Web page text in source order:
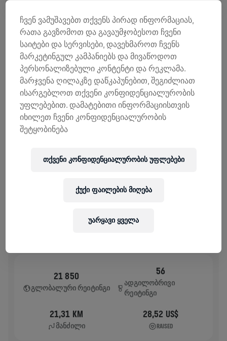
ᲤᲝᲜᲓᲔᲑᲘᲡ ᲛᲝᲫᲘᲔᲑᲘᲡ ᲛᲘᲛᲝᲮᲘᲚᲕᲐ
0,00 US$ ᲨᲔᲒᲠᲝᲕᲓᲐ 0,00 US$ ᲛᲘᲖᲐᲜᲘ
ᲨᲔᲛᲝᲬᲘᲠᲣᲚᲔᲑᲔᲑᲘ ᲒᲐᲓᲐᲠᲘᲪᲮᲔ ᲗᲐᲜᲮᲐ
შემოწირულების 100% ხმარდება ზურგის ტვინის
კვლევებს.
ᲘᲡᲢᲝᲠᲘᲐ
WINGS FOR LIFE WORLD RUN 2025
ZELL AM SEE
11:00 AM UTC
21 850
ᲒᲚᲝᲑᲐᲚᲣᲠᲘ ᲠᲔᲘᲢᲘᲜᲒᲘ
56
ᲐᲓᲒᲘᲚᲝᲑᲠᲘᲕᲘ
ᲠᲔᲘᲢᲘᲜᲒᲘ
21,31 KM
ᲛᲐᲜᲫᲘᲚᲘ
28,52 US$
RAISED
ჩვენ ვამუშავებთ თქვენს პირად ინფორმაციას,
რათა გავზომოთ და გავაუმჯობესოთ ჩვენი
საიტები და სერვისები, დავეხმაროთ ჩვენს
მარკეტინგულ კამპანიებს და მივაწოდოთ
პერსონალიზებული კონტენტი და რეკლამა.
მარჯვენა ღილაკზე დაწკაპუნებით, შეგიძლიათ
ისარგებლოთ თქვენი კონფიდენციალურობის
უფლებებით. დამატებითი ინფორმაციისთვის
იხილეთ ჩვენი კონფიდენციალურობის
შეტყობინება
თქვენი კონფიდენციალურობის უფლებები
უარყავი ყველა
ქუქი ფაილების მიღება